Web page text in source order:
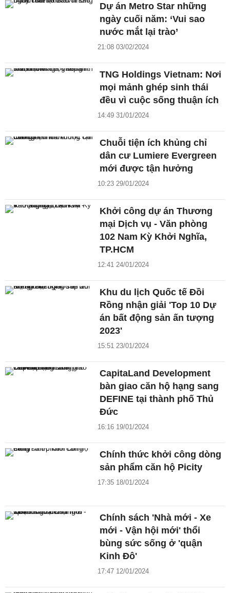
Dự án Metro Star những
ngày cuối năm: ‘Vui sao
nước mắt lại trào’
21:08 03/02/2024
TNG Holdings Vietnam: Nơi
mọi mảnh ghép sinh thái
đều vì cuộc sống thuận ích
14:49 31/01/2024
Chuỗi tiện ích khủng chỉ
dân cư Lumiere Evergreen
mới được tận hưởng
10:23 29/01/2024
Khởi công dự án Thương
mại Dịch vụ - Văn phòng
102 Nam Kỳ Khởi Nghĩa,
TP.HCM
12:41 24/01/2024
Khu du lịch Quốc tế Đồi
Rồng nhận giải 'Top 10 Dự
án bất động sản ấn tượng
2023'
15:51 23/01/2024
CapitaLand Development
bàn giao căn hộ hạng sang
DEFINE tại thành phố Thủ
Đức
16:16 19/01/2024
Chính thức khởi công dòng
sản phẩm căn hộ Picity
17:35 18/01/2024
Chính sách 'Nhà mới - Xe
mới - Vận hội mới' thổi
bùng sức sống ở 'quận
Kinh Đô'
17:47 12/01/2024